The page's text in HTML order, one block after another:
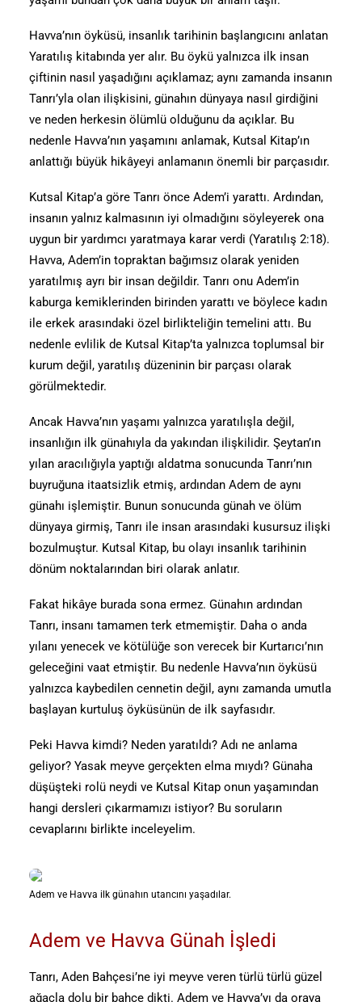
Havva’nın öyküsü, insanlık tarihinin başlangıcını anlatan
Yaratılış kitabında yer alır. Bu öykü yalnızca ilk insan
çiftinin nasıl yaşadığını açıklamaz; aynı zamanda insanın
Tanrı’yla olan ilişkisini, günahın dünyaya nasıl girdiğini
ve neden herkesin ölümlü olduğunu da açıklar. Bu
nedenle Havva’nın yaşamını anlamak, Kutsal Kitap’ın
anlattığı büyük hikâyeyi anlamanın önemli bir parçasıdır.
Kutsal Kitap’a göre Tanrı önce Adem’i yarattı. Ardından,
insanın yalnız kalmasının iyi olmadığını söyleyerek ona
uygun bir yardımcı yaratmaya karar verdi (Yaratılış 2:18).
Havva, Adem’in topraktan bağımsız olarak yeniden
yaratılmış ayrı bir insan değildir. Tanrı onu Adem’in
kaburga kemiklerinden birinden yarattı ve böylece kadın
ile erkek arasındaki özel birlikteliğin temelini attı. Bu
nedenle evlilik de Kutsal Kitap’ta yalnızca toplumsal bir
kurum değil, yaratılış düzeninin bir parçası olarak
görülmektedir.
Ancak Havva’nın yaşamı yalnızca yaratılışla değil,
insanlığın ilk günahıyla da yakından ilişkilidir. Şeytan’ın
yılan aracılığıyla yaptığı aldatma sonucunda Tanrı’nın
buyruğuna itaatsizlik etmiş, ardından Adem de aynı
günahı işlemiştir. Bunun sonucunda günah ve ölüm
dünyaya girmiş, Tanrı ile insan arasındaki kusursuz ilişki
bozulmuştur. Kutsal Kitap, bu olayı insanlık tarihinin
dönüm noktalarından biri olarak anlatır.
Fakat hikâye burada sona ermez. Günahın ardından
Tanrı, insanı tamamen terk etmemiştir. Daha o anda
yılanı yenecek ve kötülüğe son verecek bir Kurtarıcı’nın
geleceğini vaat etmiştir. Bu nedenle Havva’nın öyküsü
yalnızca kaybedilen cennetin değil, aynı zamanda umutla
başlayan kurtuluş öyküsünün de ilk sayfasıdır.
Peki Havva kimdi? Neden yaratıldı? Adı ne anlama
geliyor? Yasak meyve gerçekten elma mıydı? Günaha
düşüşteki rolü neydi ve Kutsal Kitap onun yaşamından
hangi dersleri çıkarmamızı istiyor? Bu soruların
cevaplarını birlikte inceleyelim.
Adem ve Havva ilk günahın utancını yaşadılar.
Adem ve Havva Günah İşledi
Tanrı, Aden Bahçesi’ne iyi meyve veren türlü türlü güzel
ağaçla dolu bir bahçe dikti. Adem ve Havva’yı da oraya